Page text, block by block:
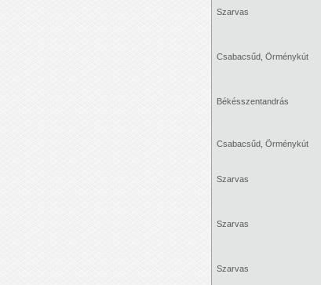
Szarvas
Csabacsűd, Örménykút
Békésszentandrás
Csabacsűd, Örménykút
Szarvas
Szarvas
Szarvas